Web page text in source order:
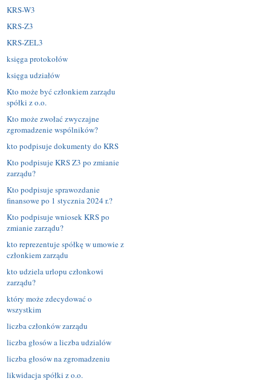
KRS-W3
KRS-Z3
KRS-ZEL3
księga protokołów
księga udziałów
Kto może być członkiem zarządu
spółki z o.o.
Kto może zwołać zwyczajne
zgromadzenie wspólników?
kto podpisuje dokumenty do KRS
Kto podpisuje KRS Z3 po zmianie
zarządu?
Kto podpisuje sprawozdanie
finansowe po 1 stycznia 2024 r.?
Kto podpisuje wniosek KRS po
zmianie zarządu?
kto reprezentuje spółkę w umowie z
członkiem zarządu
kto udziela urlopu członkowi
zarządu?
który może zdecydować o
wszystkim
liczba członków zarządu
liczba głosów a liczba udzialów
liczba głosów na zgromadzeniu
likwidacja spółki z o.o.